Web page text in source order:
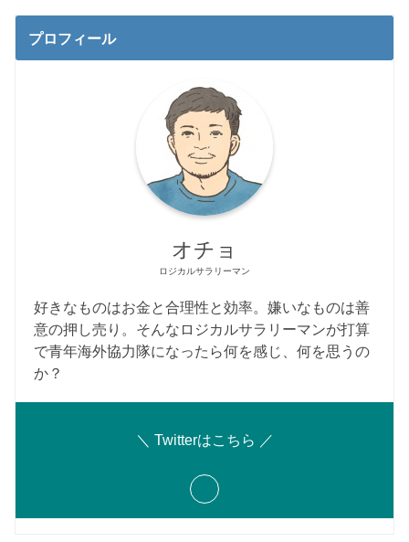
プロフィール
オチョ
ロジカルサラリーマン
好きなものはお金と合理性と効率。嫌いなものは善
意の押し売り。そんなロジカルサラリーマンが打算
で青年海外協力隊になったら何を感じ、何を思うの
か？
＼ Twitterはこちら ／